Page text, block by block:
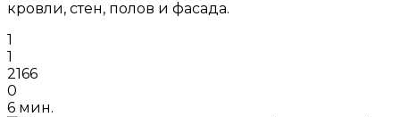
кровли, стен, полов и фасада.
1
1
2166
0
6 мин.